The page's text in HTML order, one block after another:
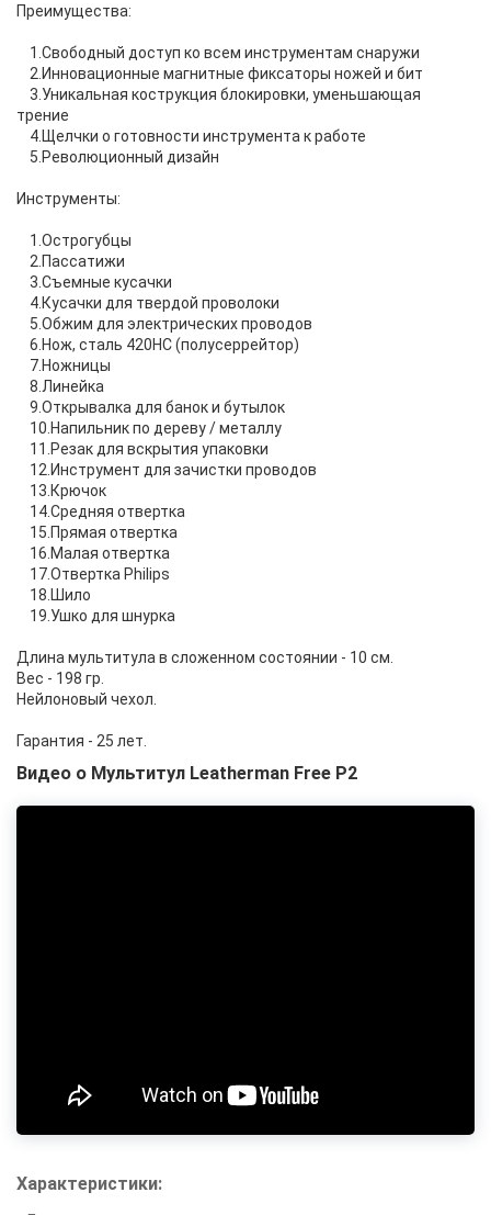
Преимущества:
1.Свободный доступ ко всем инструментам снаружи
2.Инновационные магнитные фиксаторы ножей и бит
3.Уникальная кострукция блокировки, уменьшающая
трение
4.Щелчки о готовности инструмента к работе
5.Революционный дизайн
Инструменты:
1.Острогубцы
2.Пассатижи
3.Съемные кусачки
4.Кусачки для твердой проволоки
5.Обжим для электрических проводов
6.Нож, сталь 420HC (полусеррейтор)
7.Ножницы
8.Линейка
9.Открывалка для банок и бутылок
10.Напильник по дереву / металлу
11.Резак для вскрытия упаковки
12.Инструмент для зачистки проводов
13.Крючок
14.Средняя отвертка
15.Прямая отвертка
16.Малая отвертка
17.Отвертка Philips
18.Шило
19.Ушко для шнурка
Длина мультитула в сложенном состоянии - 10 см.
Вес - 198 гр.
Нейлоновый чехол.
Гарантия - 25 лет.
Видео о Мультитул Leatherman Free P2
Характеристики: